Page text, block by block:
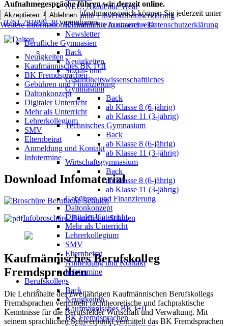
NEU: Akademie Wear
Formular Einverständniserklärung
Klassenfahrt/Austauschreise
Newsletter
Berufliche Gymnasien
Back
Neuigkeiten
Sozial- und
Gesundheitswissenschaftliches
Gymnasium
Back
ab Klasse 8 (6-jährig)
ab Klasse 11 (3-jährig)
Technisches Gymnasium
Back
ab Klasse 8 (6-jährig)
ab Klasse 11 (3-jährig)
Wirtschaftsgymnasium
Back
ab Klasse 8 (6-jährig)
ab Klasse 11 (3-jährig)
Gebühren und Finanzierung
Daltonkonzept
Digitaler Unterricht
Mehr als Unterricht
Lehrerkollegium
SMV
Elternbeirat
Anmeldung und Kontakt
Infotermine
Berufskollegs
Back
Neuigkeiten
Kaufmännisches BK I+II
BK Fremdsprachen
Aufnahmegespräche führen wir derzeit online.
Einen Termin für das Aufnahmegespräch können Sie jederzeit unter
0761 791999-20vereinbaren.
Neuigkeiten
Kaufmännisches BK I+II
BK Fremdsprachen
Gebühren und Finanzierung
Daltonkonzept
Digitaler Unterricht
Mehr als Unterricht
Lehrerkollegium
SMV
Elternbeirat
Anmeldung und Kontakt
Infotermine
Download Infomaterial
Infobroschüre_Berufliche_Schulen
Kaufmännisches Berufskolleg
Fremdsprachen
Die Lehrinhalte des zweijährigen Kaufmännischen Berufskollegs
Fremdsprachen vermitteln fachtheoretische und fachpraktische
Kenntnisse für die Berufsfelder Wirtschaft und Verwaltung. Mit
seinem sprachlichen Schwerpunkt vermittelt das BK Fremdsprachen
Akzeptieren Ablehnen
Weitere Informationen finden Sie in unserer » Datenschutzerklärung